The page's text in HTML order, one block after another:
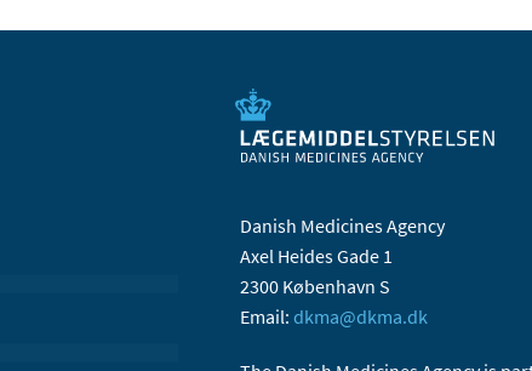
Danish Medicines Agency
Axel Heides Gade 1
2300 København S
Email: dkma@dkma.dk